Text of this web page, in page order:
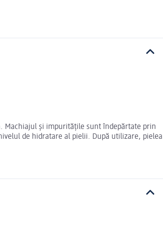
Machiajul și impuritățile sunt îndepărtate prin
de hidratare al pielii. După utilizare, pielea